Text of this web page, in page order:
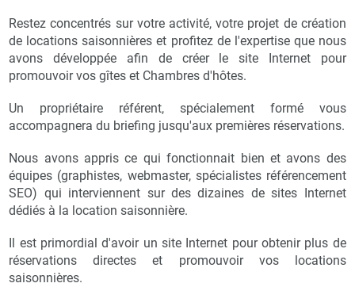
Restez concentrés sur votre activité, votre projet de création
de locations saisonnières et profitez de l'expertise que nous
avons développée afin de créer le site Internet pour
promouvoir vos gîtes et Chambres d'hôtes.
Un propriétaire référent, spécialement formé vous
accompagnera du briefing jusqu'aux premières réservations.
Nous avons appris ce qui fonctionnait bien et avons des
équipes (graphistes, webmaster, spécialistes référencement
SEO) qui interviennent sur des dizaines de sites Internet
dédiés à la location saisonnière.
Il est primordial d'avoir un site Internet pour obtenir plus de
réservations directes et promouvoir vos locations
saisonnières.